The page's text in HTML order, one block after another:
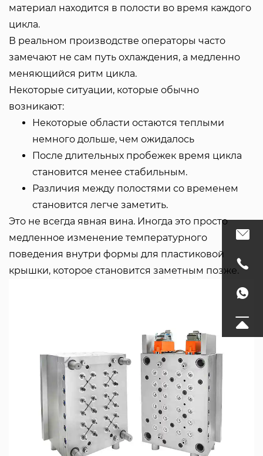
материал находится в полости во время каждого
цикла.
В реальном производстве операторы часто
замечают не сам путь охлаждения, а медленно
меняющийся ритм цикла.
Некоторые ситуации, которые обычно
возникают:
Некоторые области остаются теплыми
немного дольше, чем ожидалось
После длительных пробежек время цикла
становится менее стабильным.
Различия между полостями со временем
становится легче заметить.
Это не всегда явная вина. Иногда это просто
медленное изменение температурного
поведения внутри формы для пластиковой
крышки, которое становится заметным позже.